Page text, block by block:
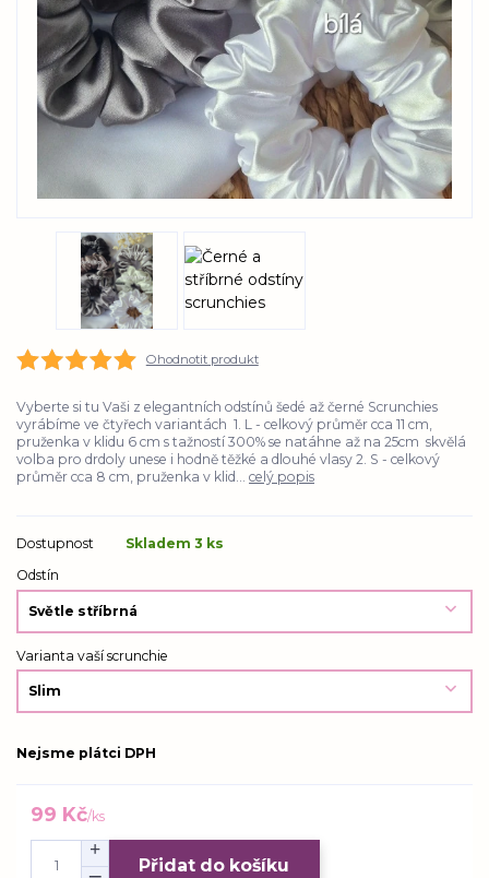
Ohodnotit produkt
Vyberte si tu Vaši z elegantních odstínů šedé až černé Scrunchies
vyrábíme ve čtyřech variantách 1. L - celkový průměr cca 11 cm,
pruženka v klidu 6 cm s tažností 300% se natáhne až na 25cm skvělá
volba pro drdoly unese i hodně těžké a dlouhé vlasy 2. S - celkový
průměr cca 8 cm, pruženka v klid... celý popis
Dostupnost
Skladem 3 ks
Odstín
Varianta vaší scrunchie
Nejsme plátci DPH
99 Kč/ks
Přidat do košíku